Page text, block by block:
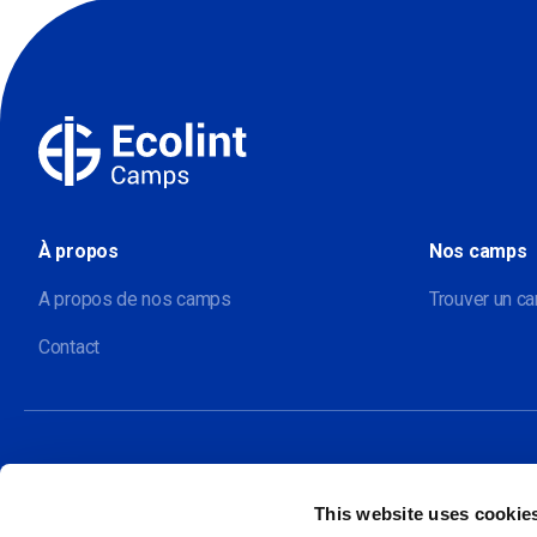
This website uses
À propos
A propos de nos camps
Contact
Nos camps
Trouver un